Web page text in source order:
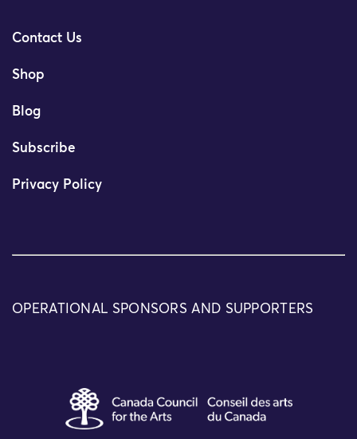
Contact Us
Shop
Blog
Subscribe
Privacy Policy
OPERATIONAL SPONSORS AND SUPPORTERS